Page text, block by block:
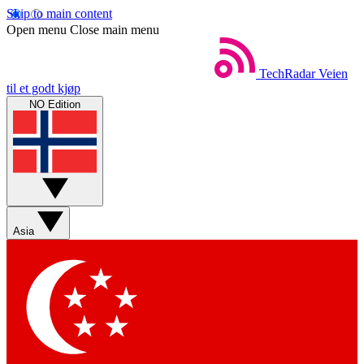
Skip to main content
Open menu Close main menu
TechRadar Veien
til et godt kjøp
NO Edition
Asia